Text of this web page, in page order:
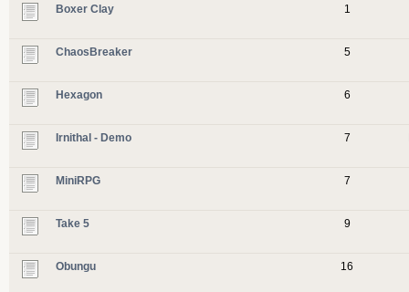
Boxer Clay 1
ChaosBreaker 5
Hexagon 6
Irnithal - Demo 7
MiniRPG 7
Take 5 9
Obungu 16